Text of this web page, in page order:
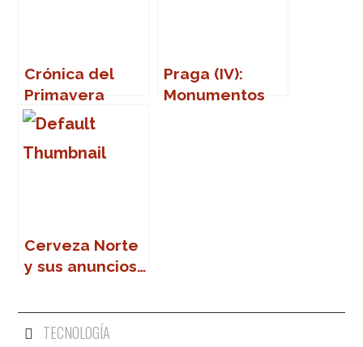
Crónica del
Primavera
Sound 2007
Praga (IV):
Monumentos
Cerveza Norte
y sus anuncios…
TECNOLOGÍA